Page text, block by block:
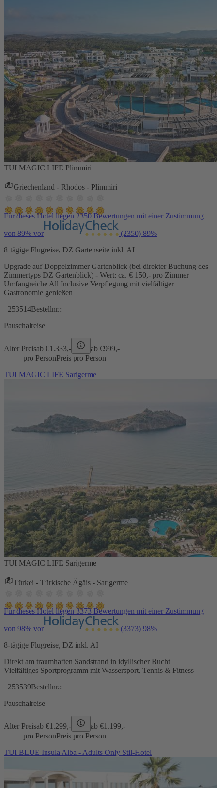
TUI MAGIC LIFE Plimmiri
Griechenland - Rhodos - Plimmiri
Für dieses Hotel liegen 2350 Bewertungen mit einer Zustimmung
von 89% vor (2350) 89%
8-tägige Flugreise, DZ Gartenseite inkl. AI
Upgrade auf Doppelzimmer Gartenblick (bei direkter Buchung des
Zimmertyps DZ Gartenblick) - Wert: ca. € 150,- pro Zimmer
Umfangreiche All Inclusive Verpflegung mit vielfältiger
Gastronomie genießen
253514Bestellnr.:
Pauschalreise
Alter Preisab €1.333,- ab €999,-
pro PersonPreis pro Person
TUI MAGIC LIFE Sarigerme
TUI MAGIC LIFE Sarigerme
Türkei - Türkische Ägäis - Sarigerme
Für dieses Hotel liegen 3373 Bewertungen mit einer Zustimmung
von 98% vor (3373) 98%
8-tägige Flugreise, DZ inkl. AI
Direkt am traumhaften Sandstrand in idyllischer Bucht
Vielfältiges Sportprogramm mit Wassersport, Tennis & Fitness
253539Bestellnr.:
Pauschalreise
Alter Preisab €1.299,- ab €1.199,-
pro PersonPreis pro Person
TUI BLUE Insula Alba - Adults Only Stil-Hotel